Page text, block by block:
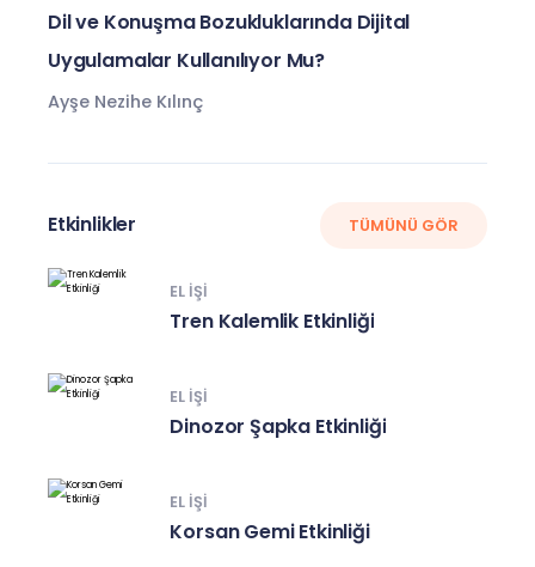
Dil ve Konuşma Bozukluklarında Dijital
Uygulamalar Kullanılıyor Mu?
Ayşe Nezihe Kılınç
Etkinlikler TÜMÜNÜ GÖR
EL IŞI
Tren Kalemlik Etkinliği
EL IŞI
Dinozor Şapka Etkinliği
EL IŞI
Korsan Gemi Etkinliği